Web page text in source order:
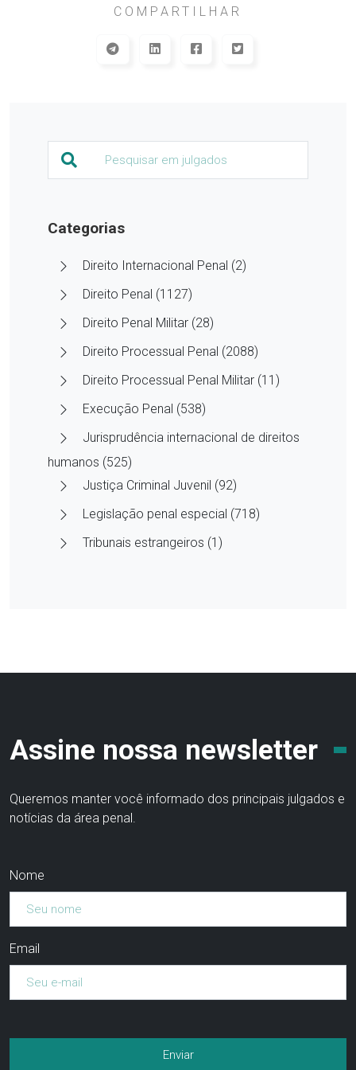
COMPARTILHAR
Categorias
Direito Internacional Penal (2)
Direito Penal (1127)
Direito Penal Militar (28)
Direito Processual Penal (2088)
Direito Processual Penal Militar (11)
Execução Penal (538)
Jurisprudência internacional de direitos
humanos (525)
Justiça Criminal Juvenil (92)
Legislação penal especial (718)
Tribunais estrangeiros (1)
Assine nossa newsletter
Queremos manter você informado dos principais julgados e
notícias da área penal.
Nome
Email